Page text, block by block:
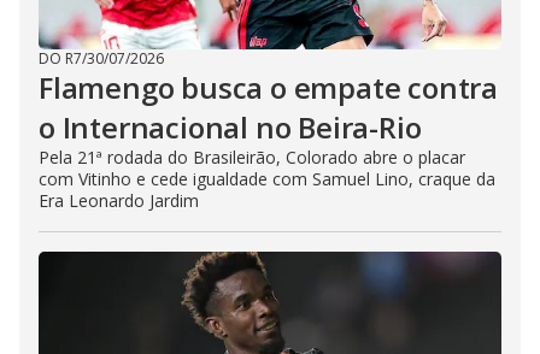
DO R7/30/07/2026
Flamengo busca o empate contra
o Internacional no Beira-Rio
Pela 21ª rodada do Brasileirão, Colorado abre o placar
com Vitinho e cede igualdade com Samuel Lino, craque da
Era Leonardo Jardim